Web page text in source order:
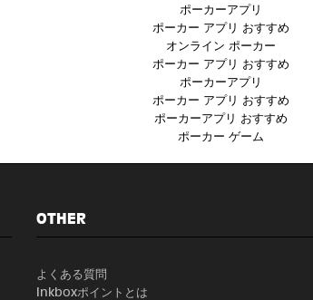
ポーカーアプリ
ポーカー アプリ おすすめ
オンライン ポーカー
ポーカー アプリ おすすめ
ポーカーアプリ
ポーカー アプリ おすすめ
ポーカーアプリ おすすめ
ポーカー ゲーム
OTHER
よくある質問
Inkboxポイントとは